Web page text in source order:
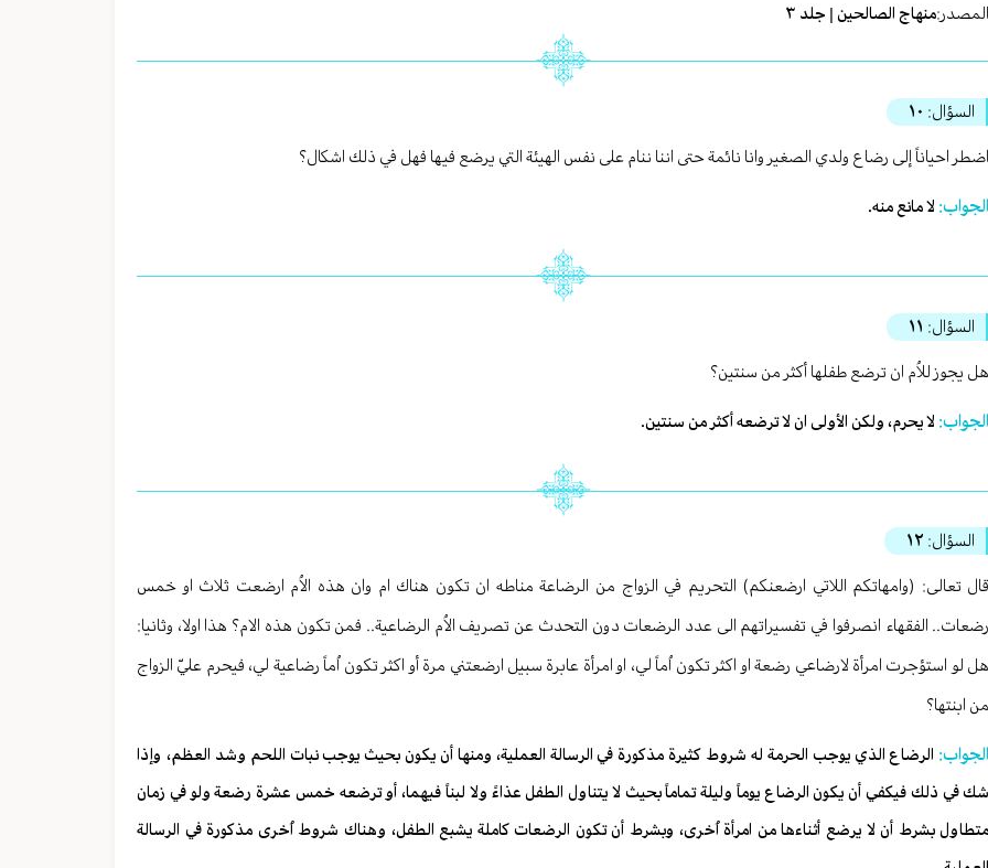
المصدر:منهاج الصالحين | جلد ٣
السؤال: ١٠
اضطر احياناً إلى رضاع ولدي الصغير وانا نائمة حتى اننا ننام على نفس الهيئة التي يرضع فيها فهل في ذلك اشكال؟
الجواب: لا مانع منه.
السؤال: ١١
هل يجوز للاُم ان ترضع طفلها أكثر من سنتين؟
الجواب: لا يحرم، ولكن الأولى ان لا ترضعه أكثر من سنتين.
السؤال: ١٢
قال تعالى: (وامهاتكم اللاتي ارضعنكم) التحريم في الزواج من الرضاعة مناطه ان تكون هناك ام وان هذه الاُم ارضعت ثلاث او خمس
رضعات.. الفقهاء انصرفوا في تفسيراتهم الى عدد الرضعات دون التحدث عن تصريف الاُم الرضاعية.. فمن تكون هذه الام؟ هذا اولا، وثانيا:
هل لو استؤجرت امرأة لارضاعي رضعة او اكثر تكون اُماً لي، او امرأة عابرة سبيل ارضعتني مرة أو اكثر تكون اُماً رضاعية لي، فيحرم عليّ الزواج
من ابنتها؟
الجواب: الرضاع الذي يوجب الحرمة له شروط كثيرة مذكورة في الرسالة العملية، ومنها أن يكون بحيث يوجب نبات اللحم وشد العظم، وإذا
شك في ذلك فيكفي أن يكون الرضاع يوماً وليلة تماماً بحيث لا يتناول الطفل عذاءً ولا لبناً فيهما، أو ترضعه خمس عشرة رضعة ولو في زمان
متطاول بشرط أن لا يرضع أثناءها من امرأة اُخرى، وبشرط أن تكون الرضعات كاملة يشبع الطفل، وهناك شروط اُخرى مذكورة في الرسالة